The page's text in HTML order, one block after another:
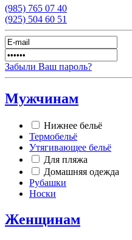
(985) 765 07 40
(925) 504 60 51
Забыли Ваш пароль?
Мужчинам
Нижнее бельё
Термобельё
Утягивающее бельё
Для пляжа
Домашняя одежда
Рубашки
Носки
Женщинам